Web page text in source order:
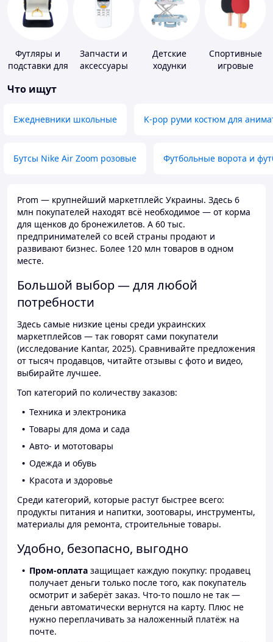
Футляры и
подставки для
Запчасти и
аксессуары
Детские
ходунки
Спортивные
игровые
Что ищут
Ежедневники школьные K-pop руми костюм для
Бутсы Nike Air Zoom розовые Футбольные ворота и
Prom — крупнейший маркетплейс Украины. Здесь 6
млн покупателей находят всё необходимое — от корма
для щенков до бронежилетов. А 60 тыс.
предпринимателей со всей страны продают и
развивают бизнес. Более 120 млн товаров в одном
месте.
Большой выбор — для любой
потребности
Здесь самые низкие цены среди украинских
маркетплейсов — так говорят сами покупатели
(исследование Kantar, 2025). Сравнивайте предложения
от тысяч продавцов, читайте отзывы с фото и видео,
выбирайте лучшее.
Топ категорий по количеству заказов:
Техника и электроника
Товары для дома и сада
Авто- и мототовары
Одежда и обувь
Красота и здоровье
Среди категорий, которые растут быстрее всего:
продукты питания и напитки, зоотовары, инструменты,
материалы для ремонта, строительные товары.
Удобно, безопасно, выгодно
Пром-оплата защищает каждую покупку: продавец
получает деньги только после того, как покупатель
осмотрит и заберёт заказ. Что-то пошло не так —
деньги автоматически вернутся на карту. Плюс не
нужно переплачивать за наложенный платёж на
почте.